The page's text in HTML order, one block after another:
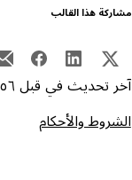
مشاركة هذا القالب
آخر تحديث في قبل ٥٦ سنة
الشروط والأحكام